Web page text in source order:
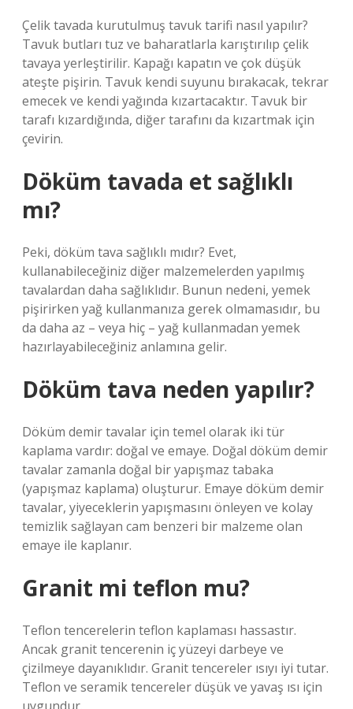
Çelik tavada kurutulmuş tavuk tarifi nasıl yapılır?
Tavuk butları tuz ve baharatlarla karıştırılıp çelik
tavaya yerleştirilir. Kapağı kapatın ve çok düşük
ateşte pişirin. Tavuk kendi suyunu bırakacak, tekrar
emecek ve kendi yağında kızartacaktır. Tavuk bir
tarafı kızardığında, diğer tarafını da kızartmak için
çevirin.
Döküm tavada et sağlıklı
mı?
Peki, döküm tava sağlıklı mıdır? Evet,
kullanabileceğiniz diğer malzemelerden yapılmış
tavalardan daha sağlıklıdır. Bunun nedeni, yemek
pişirirken yağ kullanmanıza gerek olmamasıdır, bu
da daha az – veya hiç – yağ kullanmadan yemek
hazırlayabileceğiniz anlamına gelir.
Döküm tava neden yapılır?
Döküm demir tavalar için temel olarak iki tür
kaplama vardır: doğal ve emaye. Doğal döküm demir
tavalar zamanla doğal bir yapışmaz tabaka
(yapışmaz kaplama) oluşturur. Emaye döküm demir
tavalar, yiyeceklerin yapışmasını önleyen ve kolay
temizlik sağlayan cam benzeri bir malzeme olan
emaye ile kaplanır.
Granit mi teflon mu?
Teflon tencerelerin teflon kaplaması hassastır.
Ancak granit tencerenin iç yüzeyi darbeye ve
çizilmeye dayanıklıdır. Granit tencereler ısıyı iyi tutar.
Teflon ve seramik tencereler düşük ve yavaş ısı için